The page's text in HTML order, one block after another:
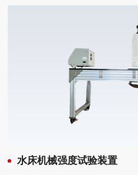
水床机械强度试验装置